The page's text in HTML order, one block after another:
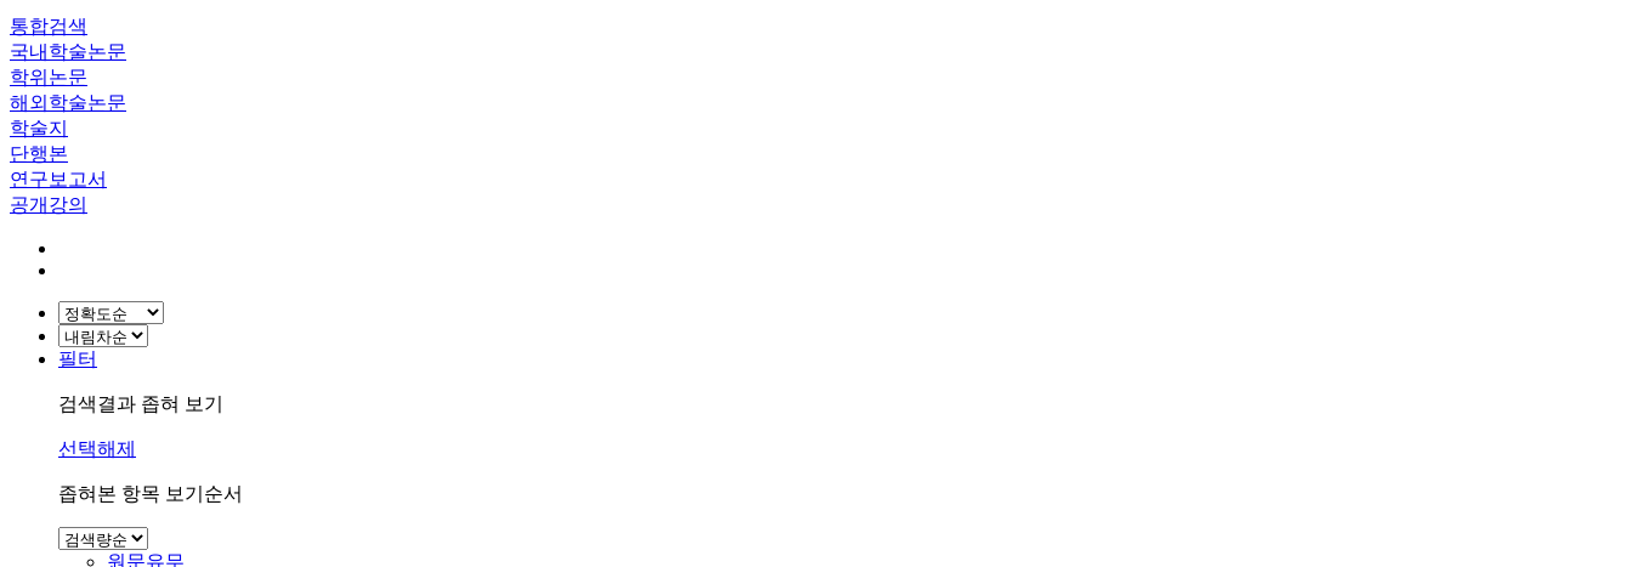
통합검색
국내학술논문
학위논문
해외학술논문
학술지
단행본
연구보고서
공개강의
필터
검색결과 좁혀 보기
선택해제
좁혀본 항목 보기순서
원문유무